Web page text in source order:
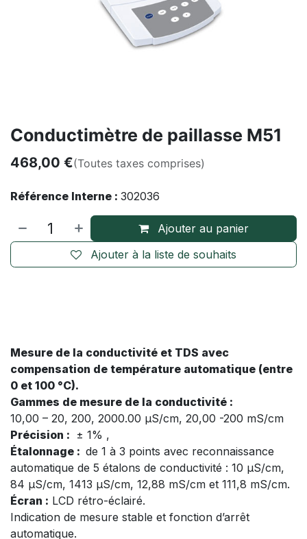
Conductimètre de paillasse M51
468,00 €(Toutes taxes comprises)
Référence Interne : 302036
Ajouter au panier
Ajouter à la liste de souhaits
Mesure de la conductivité et TDS avec
compensation de température automatique (entre
0 et 100 °C).
Gammes de mesure de la conductivité :
10,00 – 20, 200, 2000.00 µS/cm, 20,00 -200 mS/cm
Précision : ± 1% ,
Étalonnage : de 1 à 3 points avec reconnaissance
automatique de 5 étalons de conductivité : 10 µS/cm,
84 µS/cm, 1413 µS/cm, 12,88 mS/cm et 111,8 mS/cm.
Écran : LCD rétro-éclairé.
Indication de mesure stable et fonction d’arrêt
automatique.